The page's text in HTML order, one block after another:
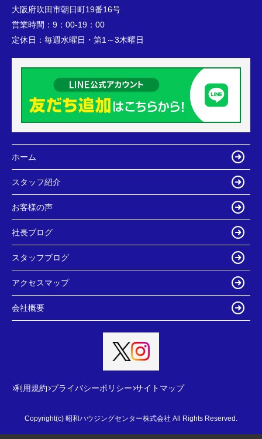
大阪府吹田市朝日町19番16号
営業時間： 9：00-19：00
定休日： 毎週水曜日・第1～3木曜日
ホーム
スタッフ紹介
お客様の声
社長ブログ
スタッフブログ
アクセスマップ
会社概要
利用規約 プライバシーポリシー サイトマップ
Copyright(c) 昭和ハウジングセンター株式会社 All Rights Reserved.